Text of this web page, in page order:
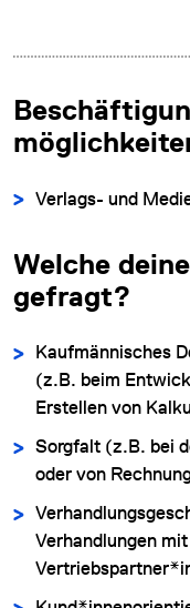
Verlags- und
Welche
gefragt?
Kaufmännisches
(z.B. beim
Erstellen von
Sorgfalt (z.B. bei
oder von
Verhandlungen